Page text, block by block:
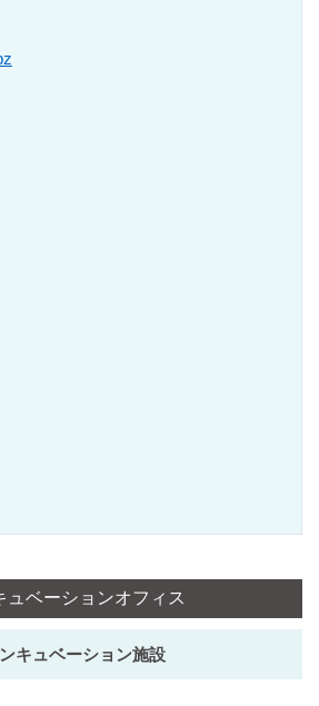
ュベーションオフィス
キュベーション施設